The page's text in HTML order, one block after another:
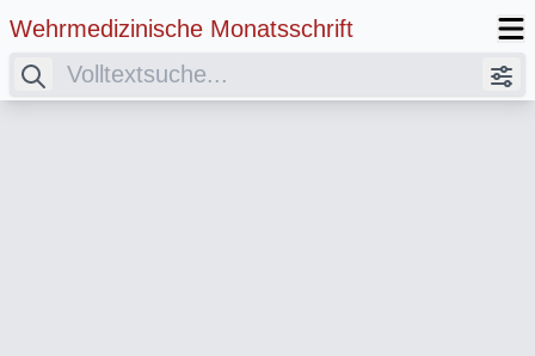
Wehrmedizinische Monatsschrift